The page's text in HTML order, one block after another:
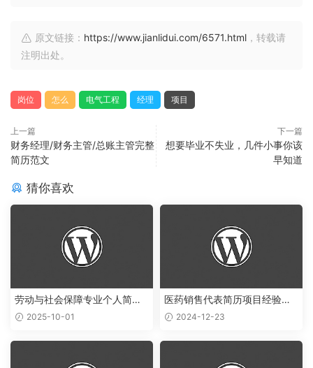
原文链接： https://www.jianlidui.com/6571.html ，转载请
注明出处。
岗位 怎么 电气工程 经理 项目
上一篇
财务经理/财务主管/总账主管完整
简历范文
下一篇
想要毕业不失业，几件小事你该
早知道
猜你喜欢
劳动与社会保障专业个人简历
范文2025-10-01
医药销售代表简历项目经验怎
么写2024-12-23